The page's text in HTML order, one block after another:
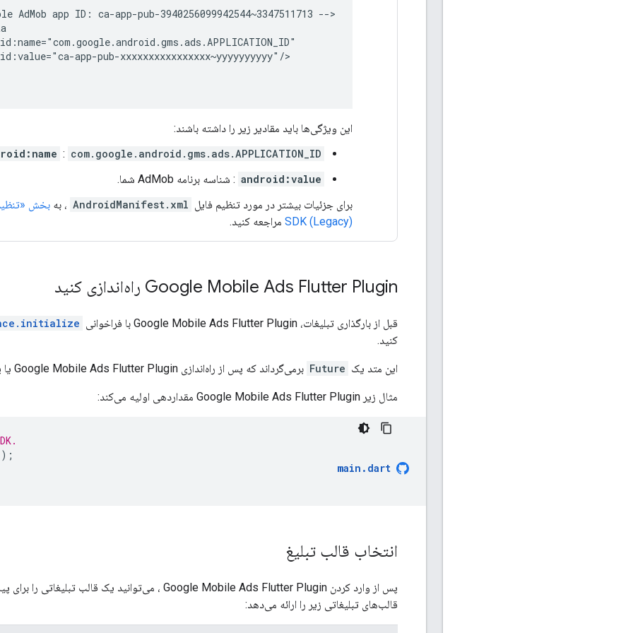
AdMob app ID: ca-app-pub-3940256099942544~3347511713
این ویژگی‌ها باید مقادیر زیر را داشته باشند:
: com.google.android.gms.ads.APPLICATION_ID
android:value : شناسه برنامه AdMob شما.
برای جزئیات بیشتر در مورد تنظیم فایل AndroidManifest.xml ، به بخش
SDK (Legacy) مراجعه کنید.
Google Mobile Ads Flutter Plugin راه‌اندازی کنید
قبل از بارگذاری تبلیغات، Google Mobile Ads Flutter Plugin با فراخوانی
کنید.
این متد یک Future برمی‌گرداند که پس از راه‌اندازی Google Mobile Ads Flutter Plugin یا پس
مثال زیر Google Mobile Ads Flutter Plugin مقداردهی اولیه می‌کند:
main . dart
انتخاب قالب تبلیغ
پس از وارد کردن Google Mobile Ads Flutter Plugin
قالب‌های تبلیغاتی زیر را ارائه می‌دهد: